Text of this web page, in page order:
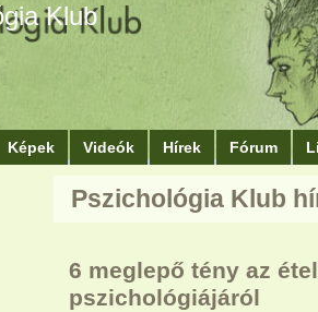
Klub
Képek Videók Hírek Fórum
Pszichológia Klub
6 meglepő tény az
pszichológiájáról